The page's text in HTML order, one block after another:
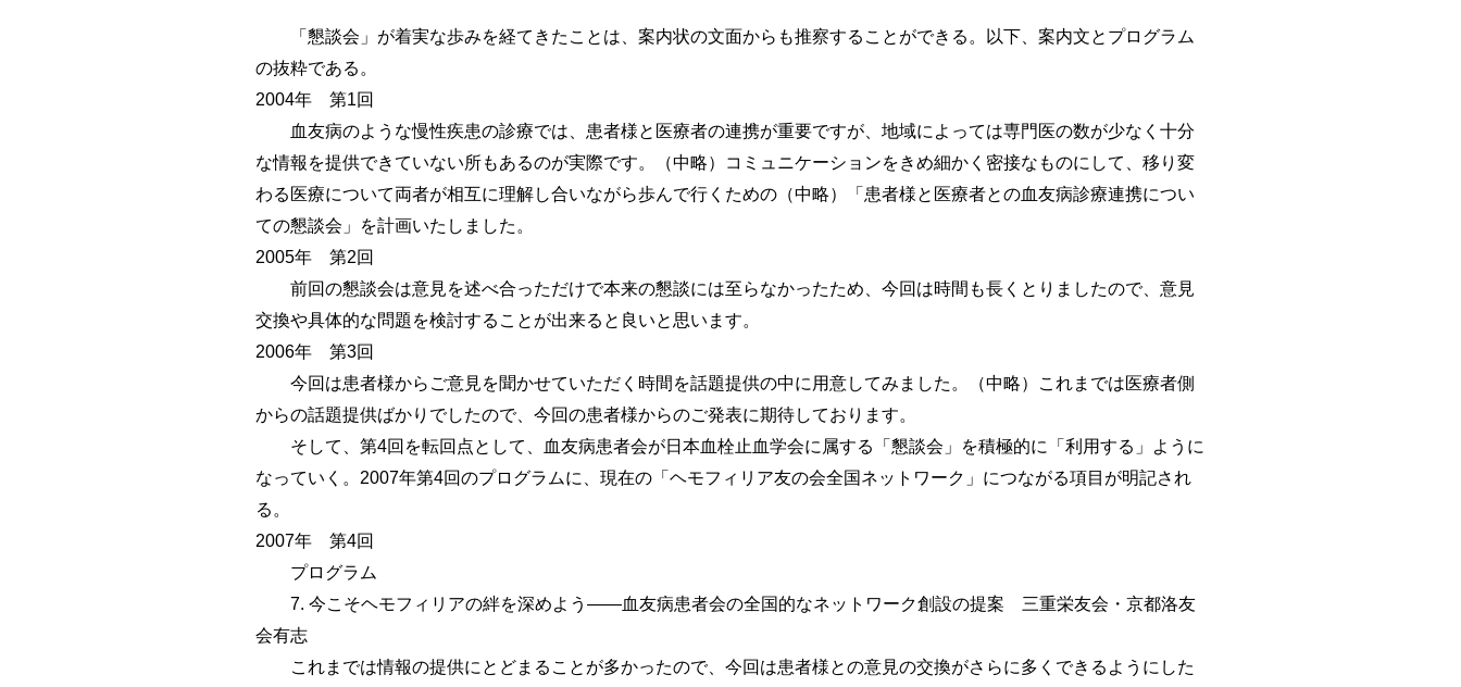
「懇談会」が着実な歩みを経てきたことは、案内状の文面からも推察することができる。以下、案内文とプログラム
の抜粋である。
2004年 第1回
血友病のような慢性疾患の診療では、患者様と医療者の連携が重要ですが、地域によっては専門医の数が少なく十分
な情報を提供できていない所もあるのが実際です。（中略）コミュニケーションをきめ細かく密接なものにして、移り変
わる医療について両者が相互に理解し合いながら歩んで行くための（中略）「患者様と医療者との血友病診療連携につい
ての懇談会」を計画いたしました。
2005年 第2回
前回の懇談会は意見を述べ合っただけで本来の懇談には至らなかったため、今回は時間も長くとりましたので、意見
交換や具体的な問題を検討することが出来ると良いと思います。
2006年 第3回
今回は患者様からご意見を聞かせていただく時間を話題提供の中に用意してみました。（中略）これまでは医療者側
からの話題提供ばかりでしたので、今回の患者様からのご発表に期待しております。
そして、第4回を転回点として、血友病患者会が日本血栓止血学会に属する「懇談会」を積極的に「利用する」ように
なっていく。2007年第4回のプログラムに、現在の「ヘモフィリア友の会全国ネットワーク」につながる項目が明記され
る。
2007年 第4回
プログラム
7. 今こそヘモフィリアの絆を深めよう――血友病患者会の全国的なネットワーク創設の提案 三重栄友会・京都洛友
会有志
これまでは情報の提供にとどまることが多かったので、今回は患者様との意見の交換がさらに多くできるようにした